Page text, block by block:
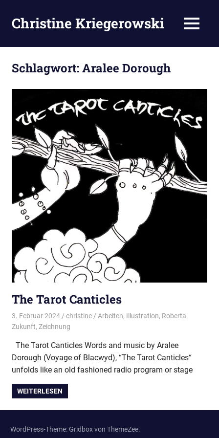
Inhalt
springen
Christine Kriegerowski MENÜ
Schlagwort:Aralee Dorough
The Tarot Canticles
3. Februar 2024 christine Arbeiten, Illustration, Roberta
Zukunft, Zeichnung
The Tarot Canticles Words and music by Aralee
Dorough (Voyage of Blacwyd), “The Tarot Canticles“
unfolds like an old fashioned radio program or stage
WEITERLESEN
WordPress-Theme: Gridbox von ThemeZee.